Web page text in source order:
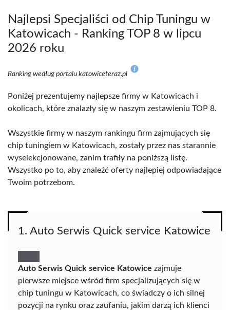
Najlepsi Specjaliści od Chip Tuningu w
Katowicach - Ranking TOP 8 w lipcu
2026 roku
Ranking według portalu katowiceteraz.pl
Poniżej prezentujemy najlepsze firmy w Katowicach i
okolicach, które znalazły się w naszym zestawieniu TOP 8.
Wszystkie firmy w naszym rankingu firm zajmujących się
chip tuningiem w Katowicach, zostały przez nas starannie
wyselekcjonowane, zanim trafiły na poniższą listę.
Wszystko po to, aby znaleźć oferty najlepiej odpowiadające
Twoim potrzebom.
1. Auto Serwis Quick service Katowice
Auto Serwis Quick service Katowice zajmuje
pierwsze miejsce wśród firm specjalizujących się w
chip tuningu w Katowicach, co świadczy o ich silnej
pozycji na rynku oraz zaufaniu, jakim darzą ich klienci